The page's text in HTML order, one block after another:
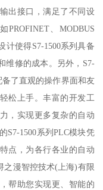
出接口，满足了不同设
、MODBUS
计使得S7-1500系列具备
维修的成本。另外，S7-
备了直观的操作界面和友
松上手。丰富的开发工
，实现更多复杂的自动
S7-1500系列PLC模块凭
点，为各行各业的自动
之漫智控技术(上海)有限
帮助您实现更、智能的